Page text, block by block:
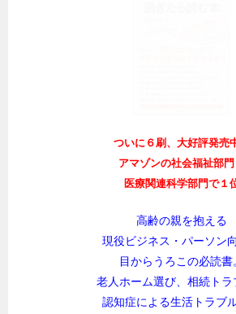
ついに６刷、大好評発売
アマゾンの社会福祉部門
医療関連科学部門で１
高齢の親を抱える
現役ビジネス・パーソン向
目からうろこの必読書
老人ホーム選び、相続トラ
認知症による生活トラブ